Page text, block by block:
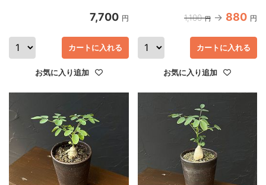
7,700 円
カートに入れる
お気に入り追加
1,100 円 880 円
カートに入れる
お気に入り追加